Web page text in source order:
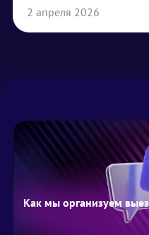
2 апреля 2026
Как мы организуем